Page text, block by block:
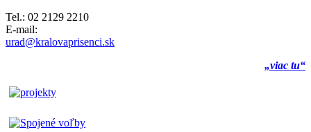
Tel.: 02 2129 2210
E-mail:
urad@kralovaprisenci.sk
„viac tu“